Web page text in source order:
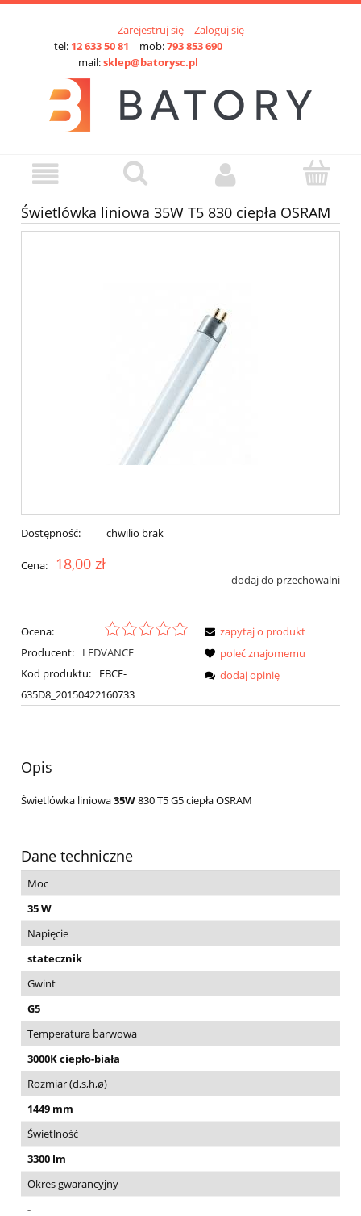
Zarejestruj się
Zaloguj się
tel: 12 633 50 81 mob:793 853 690
mail:sklep@batorysc.pl
Świetlówka liniowa 35W T5 830 ciepła OSRAM
Dostępność: chwilio brak
Cena: 18,00 zł
dodaj do przechowalni
Ocena:
Producent:
LEDVANCE
Kod produktu:
FBCE-
635D8_20150422160733
zapytaj o produkt
poleć znajomemu
dodaj opinię
Opis
Świetlówka liniowa35W830 T5 G5 ciepła OSRAM
Dane techniczne
Moc
35 W
Napięcie
statecznik
Gwint
G5
Temperatura barwowa
3000K ciepło-biała
Rozmiar (d,s,h,ø)
1449 mm
Świetlność
3300 lm
Okres gwarancyjny
-